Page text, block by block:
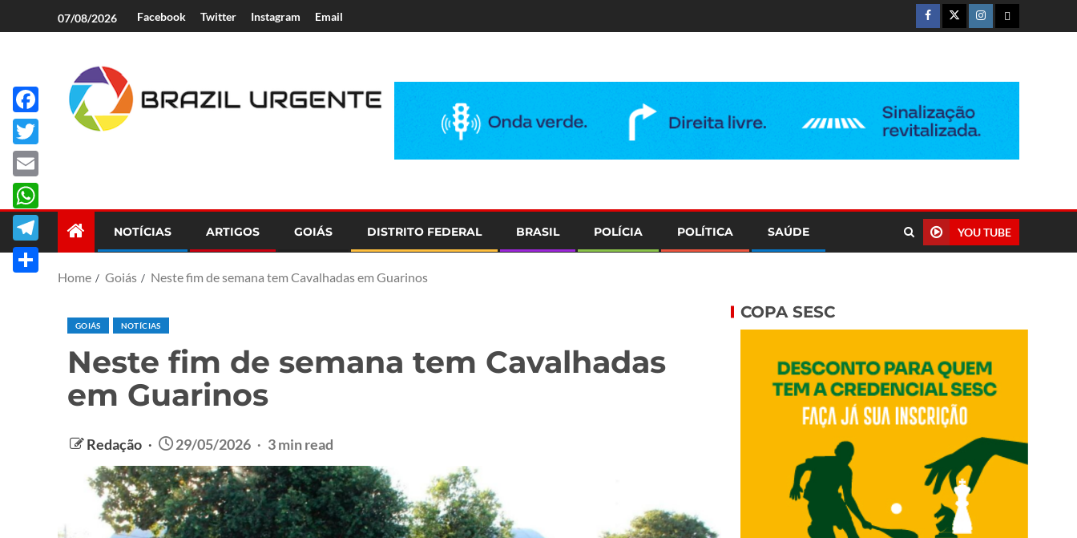
07/08/2026 Facebook Twitter Instagram Email
NOTÍCIAS ARTIGOS GOIÁS DISTRITO FEDERAL BRASIL POLÍCIA POLÍTICA SAÚDE YOU TUBE
Home Goiás Neste fim de semana tem Cavalhadas em Guarinos
GOIÁS NOTÍCIAS
Neste fim de semana tem Cavalhadas
em Guarinos
Redação 29/05/2026 3 min read
Facebook
Twitter
Email
WhatsApp
Telegram
COPA SESC